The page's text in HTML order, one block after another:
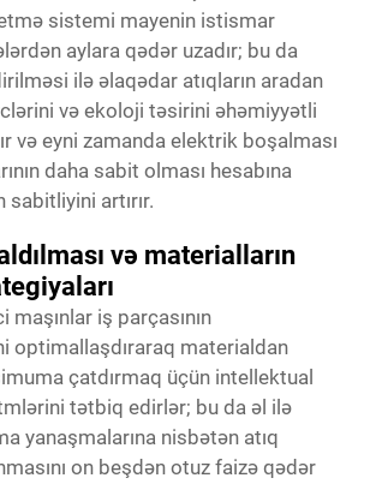
sistemi mayenin istismar
aylara qədər uzadır; bu da
ilə əlaqədar atıqların aradan
və ekoloji təsirini əhəmiyyətli
və eyni zamanda elektrik boşalması
daha sabit olması hesabına
artırır.
və materialların
iş parçasının
optimallaşdıraraq materialdan
çatdırmaq üçün intellektual
tətbiq edirlər; bu da əl ilə
yanaşmalarına nisbətən atıq
on beşdən otuz faizə qədər